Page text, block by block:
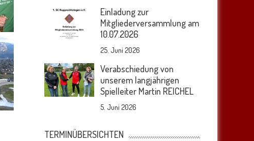
Einladung zur
Mitgliederversammlung am
10.07.2026
25. Juni 2026
Verabschiedung von
unserem langjährigen
Spielleiter Martin REICHEL
5. Juni 2026
TERMINÜBERSICHTEN